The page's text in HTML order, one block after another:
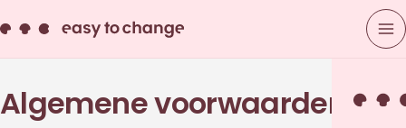
Algemene voorwaarden